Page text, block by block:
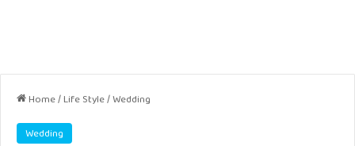
Home/Life Style/Wedding
Wedding